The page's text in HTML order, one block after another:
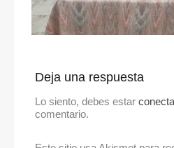
Deja una respuesta
Lo siento, debes estar
comentario.